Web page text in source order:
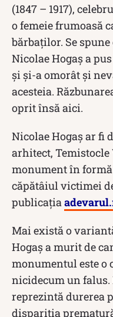
(1847 – 1917),
o femeie frumoasă
bărbaţilor. Se
Nicolae Hogaş a
şi şi-a omorât şi
acesteia.
oprit însă aici.
Nicolae Hogaş ar fi
arhitect, Temistocle
monument în formă
căpătâiul victimei
publicaţia
Mai există o
Hogaş a murit de
monumentul este
nicidecum un falus.
reprezintă durerea
dispariţia